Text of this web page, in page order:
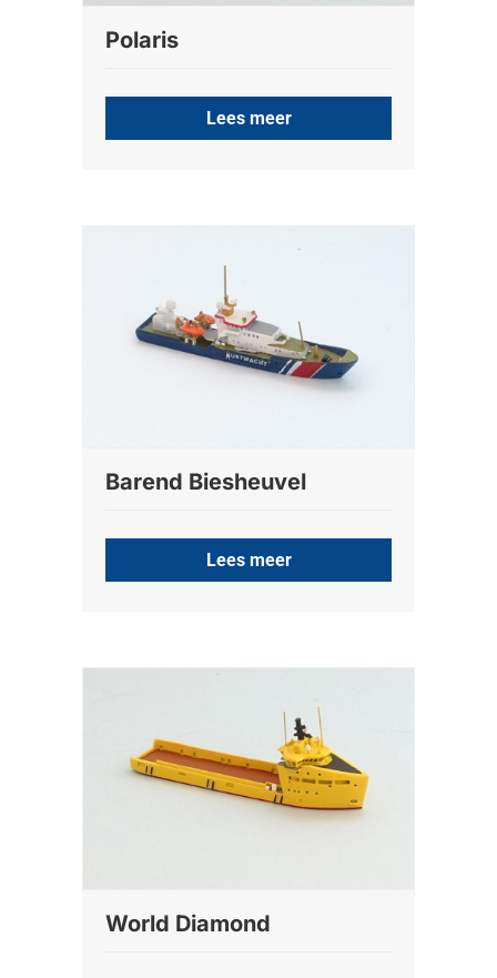
Polaris
Lees meer
Barend Biesheuvel
Lees meer
World Diamond